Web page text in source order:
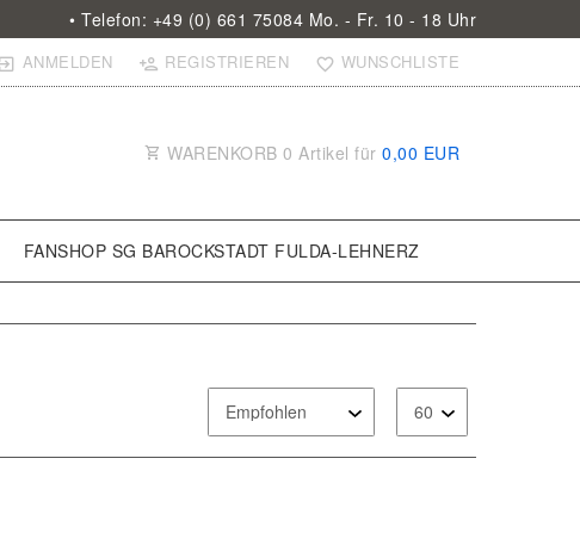
• Telefon: +49 (0) 661 75084 Mo. - Fr. 10 - 18 Uhr
ANMELDEN REGISTRIEREN WUNSCHLISTE
WARENKORB 0 Artikel für 0,00 EUR
FANSHOP SG BAROCKSTADT FULDA-LEHNERZ